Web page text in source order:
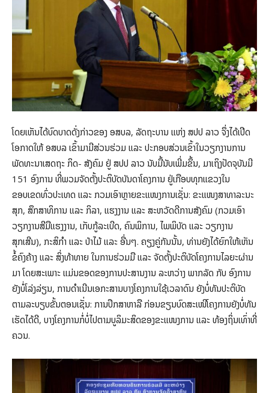
ໂດຍເຫັນໄດ້ບົດບາດດັ່ງກ່າວຂອງ ອສບລ, ລັດຖະບານ ແຫ່ງ ສປປ ລາວ ຈຶ່ງໄດ້ເປີດ
ໂອກາດໃຫ້ ອສບລ ເຂົ້າມາມີສ່ວນຮ່ວມ ແລະ ປະກອບສ່ວນເຂົ້າໃນວຽກງານການ
ພັດທະນາເສດຖະ ກິດ- ສັງຄົມ ຢູ່ ສປປ ລາວ ນັບມື້ນັບເພີ່ມຂຶ້ນ, ມາເຖິງປັດຈຸບັນມີ
151 ອົງການ ທີ່ພວມຈັດຕັ້ງປະຕິບັດບັນດາໂຄງການ ຢູ່ເກືອບທຸກແຂວງໃນ
ຂອບເຂດທົ່ວປະເທດ ແລະ ກວມເອົາຫຼາຍຂະແໜງການເຊັ່ນ: ຂະແໜງສາທາລະນະ
ສຸກ, ສຶກສາທິການ ແລະ ກິລາ, ແຮງງານ ແລະ ສະຫວັດດີການສັງຄົມ (ກວມເອົາ
ວຽກງານສີມືແຮງງານ, ເກັບກູ້ລະເບີດ, ຄົນພິການ, ໄພພິບັດ ແລະ ວຽກງານ
ສຸກເສີນ), ກະສິກຳ ແລະ ປ່າໄມ້ ແລະ ອື່ນໆ. ຄຽງຄູ່ກັນນັ້ນ, ທ່ານຍັງໄດ້ຍົກໃຫ້ເຫັນ
ຂໍ້ຄົງຄ້າງ ແລະ ສິ່ງທ້າທາຍ ໃນການຮ່ວມມື ແລະ ຈັດຕັ້ງປະຕິບັດໂຄງການໄລຍະຜ່ານ
ມາ ໂດຍສະເພາະ ແມ່ນຂອດຂອງການປະສານງານ ລະຫວ່າງ ພາກລັດ ກັບ ອົງການ
ຍັງບໍ່ໂລ່ງລ່ຽນ, ການດຳເນີນເອກະສານບາງໂຄງການໃຊ້ເວລາດົນ ຍັງບໍ່ທັນປະຕິບັດ
ຕາມລະບຽບຂັ້ນຕອນເຊັ່ນ: ການປຶກສາຫາລື ກ່ອນຂຽນບົດສະເໜີໂຄງການຍັງບໍ່ທັນ
ເຮັດໄດ້ດີ, ບາງໂຄງການກໍ່ບໍ່ໄປຕາມບູລິມະສິດຂອງຂະແໜງການ ແລະ ທ້ອງຖິ່ນເທົ່າທີ່
ຄວນ.